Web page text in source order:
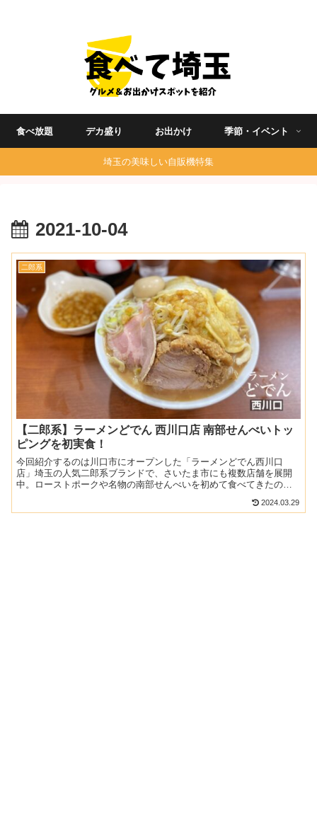
食べ放題 デカ盛り お出かけ 季節・イベント
埼玉の美味しい自販機特集
2021-10-04
二郎系
【二郎系】ラーメンどでん 西川口店 南部せんべいトッ
ピングを初実食！
今回紹介するのは川口市にオープンした「ラーメンどでん西川口
店」埼玉の人気二郎系ブランドで、さいたま市にも複数店舗を展開
中。ローストポークや名物の南部せんべいを初めて食べてきたの
2024.03.29